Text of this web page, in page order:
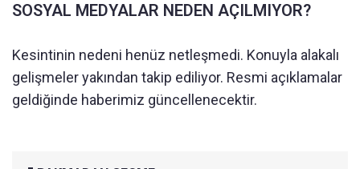
SOSYAL MEDYALAR NEDEN AÇILMIYOR?
Kesintinin nedeni henüz netleşmedi. Konuyla alakalı
gelişmeler yakından takip ediliyor. Resmi açıklamalar
geldiğinde haberimiz güncellenecektir.